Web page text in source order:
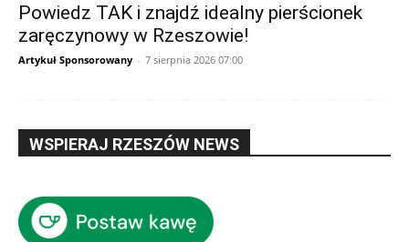
Powiedz TAK i znajdź idealny pierścionek
zaręczynowy w Rzeszowie!
Artykuł Sponsorowany - 7 sierpnia 2026 07:00
WSPIERAJ RZESZÓW NEWS